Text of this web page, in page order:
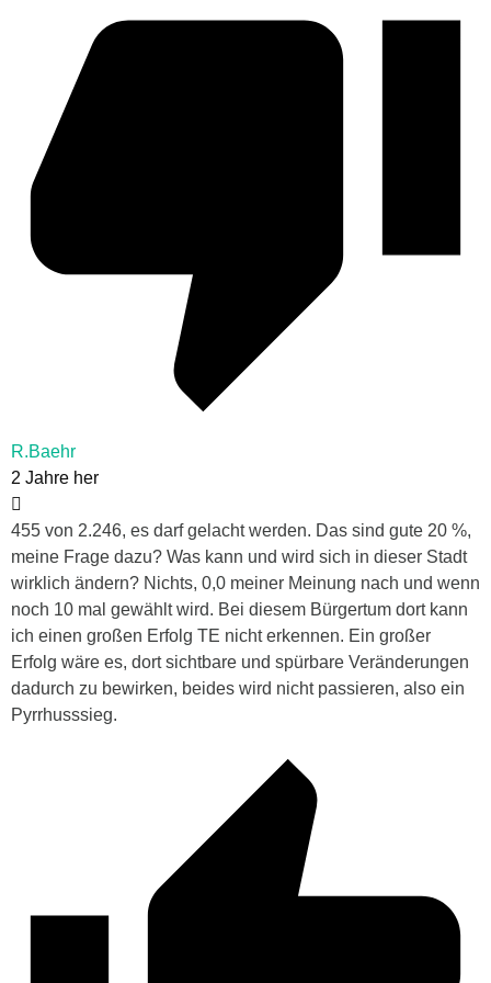
R.Baehr
2 Jahre her
455 von 2.246, es darf gelacht werden. Das sind gute 20 %,
meine Frage dazu? Was kann und wird sich in dieser Stadt
wirklich ändern? Nichts, 0,0 meiner Meinung nach und wenn
noch 10 mal gewählt wird. Bei diesem Bürgertum dort kann
ich einen großen Erfolg TE nicht erkennen. Ein großer
Erfolg wäre es, dort sichtbare und spürbare Veränderungen
dadurch zu bewirken, beides wird nicht passieren, also ein
Pyrrhusssieg.